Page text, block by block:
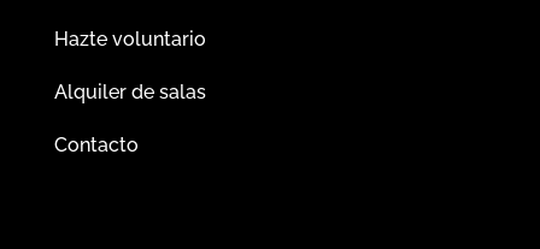
Hazte voluntario
Alquiler de salas
Contacto